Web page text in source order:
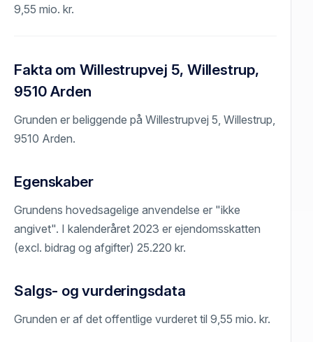
9,55 mio. kr.
Fakta om Willestrupvej 5, Willestrup,
9510 Arden
Grunden er beliggende på Willestrupvej 5, Willestrup,
9510 Arden.
Egenskaber
Grundens hovedsagelige anvendelse er "ikke
angivet". I kalenderåret 2023 er ejendomsskatten
(excl. bidrag og afgifter) 25.220 kr.
Salgs- og vurderingsdata
Grunden er af det offentlige vurderet til 9,55 mio. kr.